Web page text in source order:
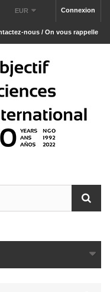
Connexion
EUR
nous / On vous rappelle